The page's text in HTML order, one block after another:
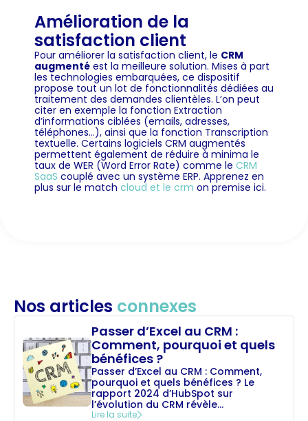
Amélioration de la
satisfaction client
Pour améliorer la satisfaction client, le CRM
augmenté est la meilleure solution. Mises à part
les technologies embarquées, ce dispositif
propose tout un lot de fonctionnalités dédiées au
traitement des demandes clientèles. L’on peut
citer en exemple la fonction Extraction
d’informations ciblées (emails, adresses,
téléphones…), ainsi que la fonction Transcription
textuelle. Certains logiciels CRM augmentés
permettent également de réduire à minima le
taux de WER (Word Error Rate) comme le CRM
SaaS couplé avec un système ERP. Apprenez en
plus sur le match cloud et le crm on premise ici.
Nos articles connexes
Passer d’Excel au CRM :
Comment, pourquoi et quels
bénéfices ?
Passer d’Excel au CRM : Comment,
pourquoi et quels bénéfices ? Le
rapport 2024 d’HubSpot sur
l’évolution du CRM révèle...
Lire la suite